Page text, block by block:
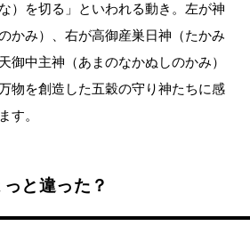
）を切る」といわれる動き。左が神
かみ）、右が高御産巣日神（たかみ
御中主神（あまのなかぬしのかみ）
物を創造した五穀の守り神たちに感
す。
と違った？